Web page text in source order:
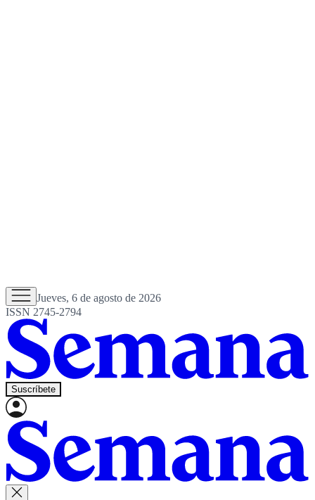
Jueves, 6 de agosto de 2026
ISSN 2745-2794
Suscríbete